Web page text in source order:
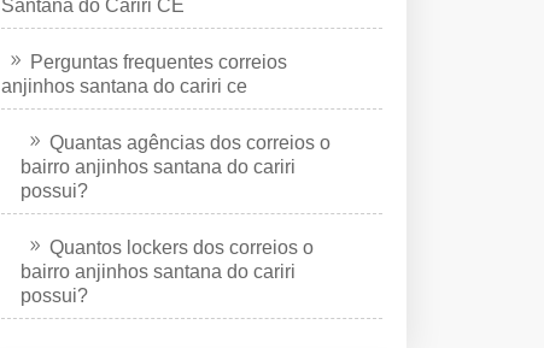
Santana do Cariri CE
Perguntas frequentes correios
anjinhos santana do cariri ce
Quantas agências dos correios o
bairro anjinhos santana do cariri
possui?
Quantos lockers dos correios o
bairro anjinhos santana do cariri
possui?